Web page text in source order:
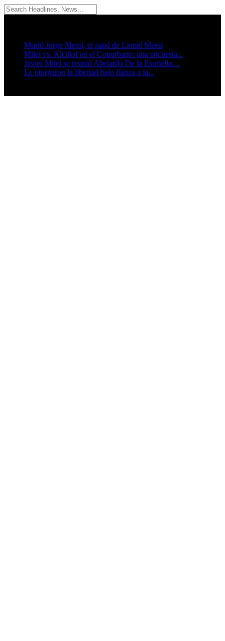
Murió Jorge Messi, el papá de Lionel Messi
Milei vs. Kicillof en el Conurbano: una encuesta...
Javier Milei se reunió Abelardo De la Espriella:...
Le otorgaron la libertad bajo fianza a la...